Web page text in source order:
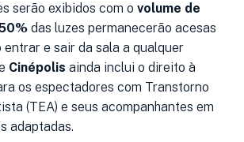
serão exibidos com o volume de
das luzes permanecerão acesas
e sair da sala a qualquer
Cinépolis ainda inclui o direito à
os espectadores com Transtorno
(TEA) e seus acompanhantes em
adaptadas.